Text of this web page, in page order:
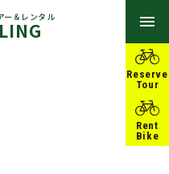
ー＆レンタル
Reserve
Tour
Rent
Bike